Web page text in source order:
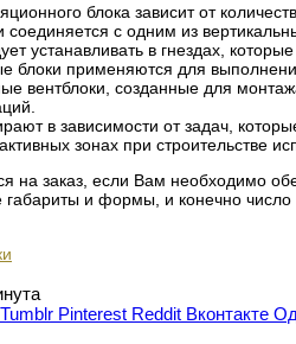
блока зависит от
соединяется с одним из
устанавливать в гнездах,
блоки применяются для
вентблоки, созданные для
в зависимости от задач,
зонах при строительстве
на заказ, если Вам необходимо
габариты и формы, и конечно число
Tumblr Pinterest Reddit Вконтакте